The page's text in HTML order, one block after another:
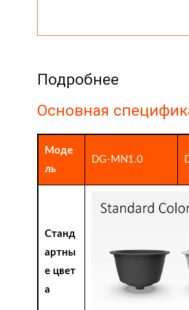
Подробнее
Основная
Моде
ль
DG-MN1.0
Станд
артны
е цвет
а